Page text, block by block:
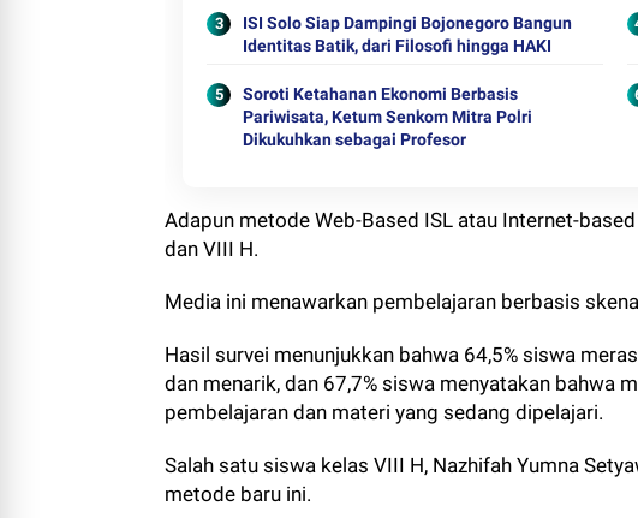
ISI Solo Siap Dampingi Bojonegoro Bangun
Identitas Batik, dari Filosofi hingga HAKI
Soroti Ketahanan Ekonomi Berbasis
Pariwisata, Ketum Senkom Mitra Polri
Dikukuhkan sebagai Profesor
Adapun metode Web-Based ISL atau Internet-
dan VIII H.
Media ini menawarkan pembelajaran berbasis
Hasil survei menunjukkan bahwa 64,5% siswa
dan menarik, dan 67,7% siswa menyatakan bahwa
pembelajaran dan materi yang sedang dipelajari.
Salah satu siswa kelas VIII H, Nazhifah Yumna
metode baru ini.